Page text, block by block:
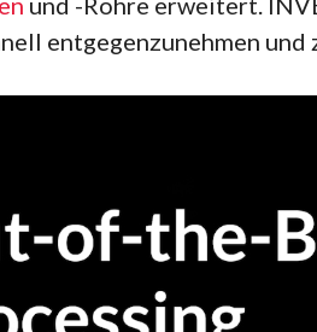
entgegenzunehmen und